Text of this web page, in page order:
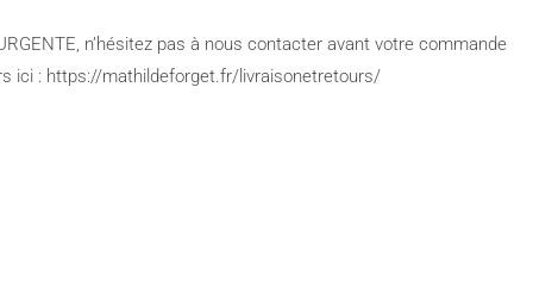
n’hésitez pas à nous contacter avant votre commande
ici : https://mathildeforget.fr/livraisonetretours/